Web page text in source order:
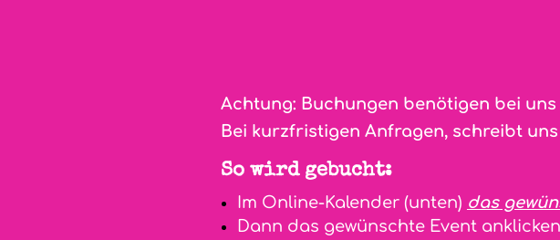
Achtung: Buchungen benötigen bei uns
Bei kurzfristigen Anfragen, schreibt
So wird gebucht:
Im Online-Kalender (unten) das
Dann das gewünschte Event anklicken